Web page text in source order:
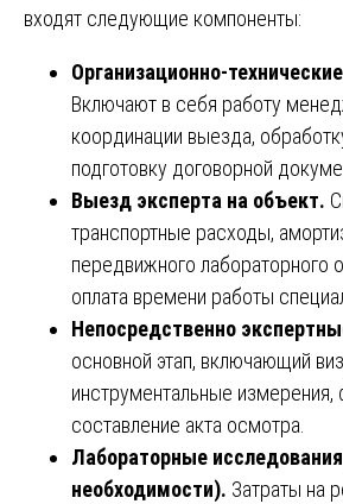
входят следующие компоненты:
Организационно-
Включают в себя работу
координации выезда,
подготовку договорной
Выезд эксперта на объект.
транспортные расходы,
передвижного лабораторного
оплата времени работы
Непосредственно
основной этап, включающий
инструментальные
составление акта осмотра.
Лабораторные
необходимости). Затраты на